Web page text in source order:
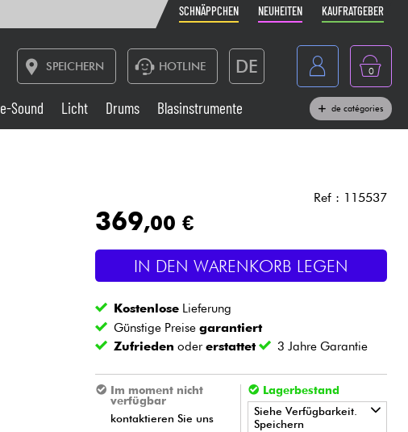
SCHNÄPPCHEN NEUHEITEN KAUFRATGEBER
SPEICHERN HOTLINE DE
Belgique
Nederland
0
Live-Sound
Blasinstrumente
Kabel & Zubehöre
Sound Licht Drums Blasinstrumente de catégories
Ref : 115537
369,00 €
IN DEN WARENKORB LEGEN
Kostenlose Lieferung
Günstige Preisegarantiert
Zufrieden odererstattet 3 Jahre Garantie
Im moment nicht
verfügbar
kontaktieren Sie uns
Lagerbestand
Siehe Verfügbarkeit.
Speichern